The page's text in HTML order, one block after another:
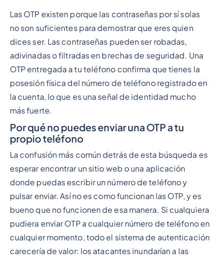
Las OTP existen porque las contraseñas por sí solas
no son suficientes para demostrar que eres quien
dices ser. Las contraseñas pueden ser robadas,
adivinadas o filtradas en brechas de seguridad. Una
OTP entregada a tu teléfono confirma que tienes la
posesión física del número de teléfono registrado en
la cuenta, lo que es una señal de identidad mucho
más fuerte.
Por qué no puedes enviar una OTP a tu
propio teléfono
La confusión más común detrás de esta búsqueda es
esperar encontrar un sitio web o una aplicación
donde puedas escribir un número de teléfono y
pulsar enviar. Así no es como funcionan las OTP, y es
bueno que no funcionen de esa manera. Si cualquiera
pudiera enviar OTP a cualquier número de teléfono en
cualquier momento, todo el sistema de autenticación
carecería de valor: los atacantes inundarían a las